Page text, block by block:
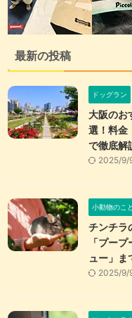
最新の投稿
ドッグラン
大阪のお
選！料金
で徹底解
2025/9/
小動物のこと
チンチラ
「プー
ュー」ま
2025/9/